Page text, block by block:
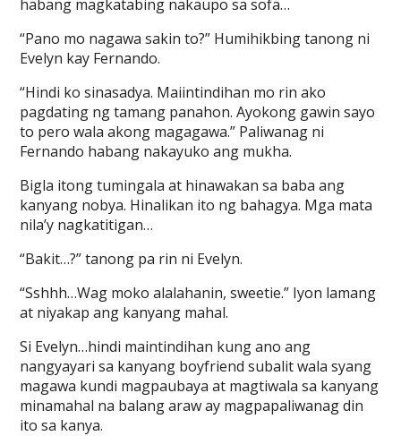
habang magkatabing nakaupo sa sofa…
“Pano mo nagawa sakin to?” Humihikbing tanong ni
Evelyn kay Fernando.
“Hindi ko sinasadya. Maiintindihan mo rin ako
pagdating ng tamang panahon. Ayokong gawin sayo
to pero wala akong magagawa.” Paliwanag ni
Fernando habang nakayuko ang mukha.
Bigla itong tumingala at hinawakan sa baba ang
kanyang nobya. Hinalikan ito ng bahagya. Mga mata
nila’y nagkatitigan…
“Bakit…?” tanong pa rin ni Evelyn.
“Sshhh…Wag moko alalahanin, sweetie.” Iyon lamang
at niyakap ang kanyang mahal.
Si Evelyn…hindi maintindihan kung ano ang
nangyayari sa kanyang boyfriend subalit wala syang
magawa kundi magpaubaya at magtiwala sa kanyang
minamahal na balang araw ay magpapaliwanag din
ito sa kanya.